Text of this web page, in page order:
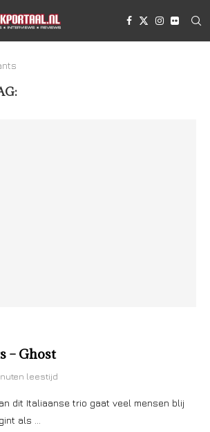
– Ghost
leestijd
dit Italiaanse trio gaat veel mensen blij
als …